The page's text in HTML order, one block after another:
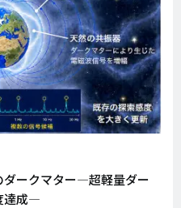
ダークマター―超軽量ダー
達成―